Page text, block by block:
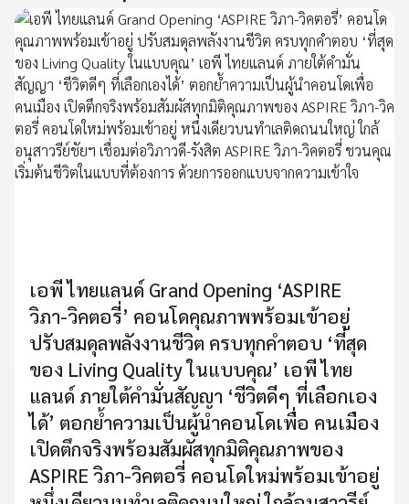
เอพี ไทยแลนด์ Grand Opening ‘ASPIRE
วิภา-วิคตอรี่’ คอนโดคุณภาพพร้อมเข้าอยู่
ปรับสมดุลพลังงานชีวิต ครบทุกคำตอบ ‘ที่สุด
ของ Living Quality ในแบบคุณ’ เอพี ไทย
แลนด์ ภายใต้คำมั่นสัญญา ‘ชีวิตดีๆ ที่เลือกเอง
ได้’ ตอกย้ำความเป็นผู้นำคอนโดเพื่อ คนเมือง
เปิดตึกจริงพร้อมสัมผัสทุกมิติคุณภาพของ
ASPIRE วิภา-วิคตอรี่ คอนโดใหม่พร้อมเข้าอยู่